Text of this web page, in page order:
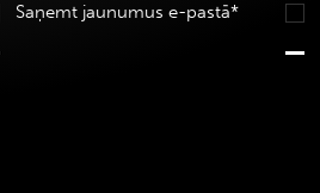
Saņemt jaunumus e-pastā*